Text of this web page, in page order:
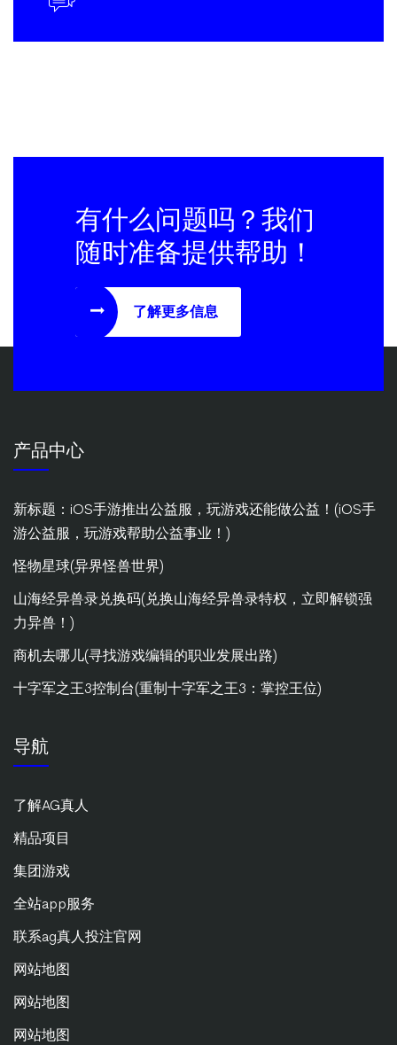
有什么问题吗？我们
随时准备提供帮助！
了解更多信息
产品中心
新标题：iOS手游推出公益服，玩游戏还能做公益！(iOS手
游公益服，玩游戏帮助公益事业！)
怪物星球(异界怪兽世界)
山海经异兽录兑换码(兑换山海经异兽录特权，立即解锁强
力异兽！)
商机去哪儿(寻找游戏编辑的职业发展出路)
十字军之王3控制台(重制十字军之王3：掌控王位)
导航
了解AG真人
精品项目
集团游戏
全站app服务
联系ag真人投注官网
网站地图
网站地图
网站地图